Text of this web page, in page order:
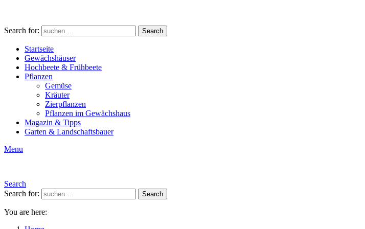
Search for: Search
Startseite
Gewächshäuser
Hochbeete & Frühbeete
Pflanzen
Gemüse
Kräuter
Zierpflanzen
Pflanzen im Gewächshaus
Magazin & Tipps
Garten & Landschaftsbauer
Menu
Search
Search for:
Search
You are here: